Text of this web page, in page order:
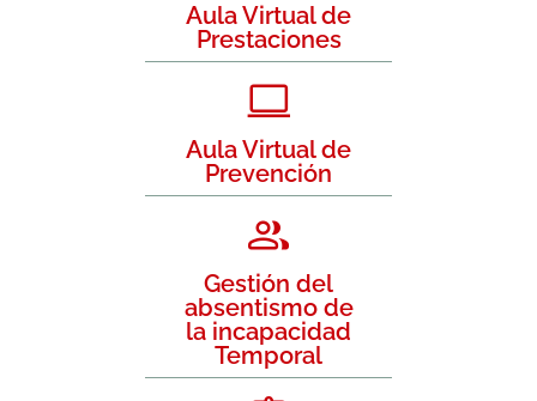
Aula Virtual de
Prestaciones
Aula Virtual de
Prevención
Gestión del
absentismo de
la incapacidad
Temporal